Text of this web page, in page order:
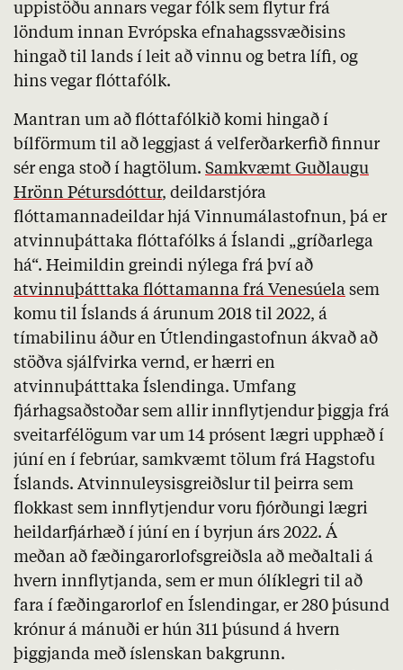
uppistöðu annars vegar fólk sem flytur frá
löndum innan Evrópska efnahagssvæðisins
hingað til lands í leit að vinnu og betra lífi, og
hins vegar flóttafólk.
Mantran um að flóttafólkið komi hingað í
bílförmum til að leggjast á velferðarkerfið finnur
sér enga stoð í hagtölum. Samkvæmt Guðlaugu
Hrönn Pétursdóttur, deildarstjóra
flóttamannadeildar hjá Vinnumálastofnun, þá er
atvinnuþáttaka flóttafólks á Íslandi „gríðarlega
há“. Heimildin greindi nýlega frá því að
atvinnuþátttaka flóttamanna frá Venesúela sem
komu til Íslands á árunum 2018 til 2022, á
tímabilinu áður en Útlendingastofnun ákvað að
stöðva sjálfvirka vernd, er hærri en
atvinnuþátttaka Íslendinga. Umfang
fjárhagsaðstoðar sem allir innflytjendur þiggja frá
sveitarfélögum var um 14 prósent lægri upphæð í
júní en í febrúar, samkvæmt tölum frá Hagstofu
Íslands. Atvinnuleysisgreiðslur til þeirra sem
flokkast sem innflytjendur voru fjórðungi lægri
heildarfjárhæð í júní en í byrjun árs 2022. Á
meðan að fæðingarorlofsgreiðsla að meðaltali á
hvern innflytjanda, sem er mun ólíklegri til að
fara í fæðingarorlof en Íslendingar, er 280 þúsund
krónur á mánuði er hún 311 þúsund á hvern
þiggjanda með íslenskan bakgrunn.